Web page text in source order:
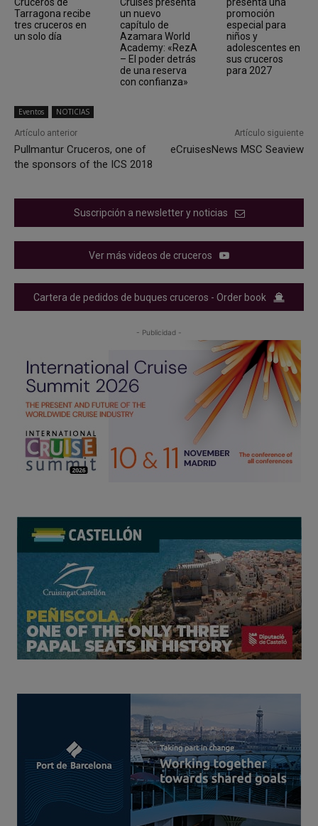
Cruceros de
Tarragona recibe
tres cruceros en
un solo día
Cruises presenta
un nuevo
capítulo de
Azamara World
Academy: «RezA
– El poder detrás
de una reserva
con confianza»
presenta una
promoción
especial para
niños y
adolescentes en
sus cruceros
para 2027
Eventos NOTICIAS
Artículo anterior
Pullmantur Cruceros, one of
the sponsors of the ICS 2018
Artículo siguiente
eCruisesNews MSC Seaview
Suscripción a newsletter y noticias
Ver más videos de cruceros
Cartera de pedidos de buques cruceros - Order book
- Publicidad -